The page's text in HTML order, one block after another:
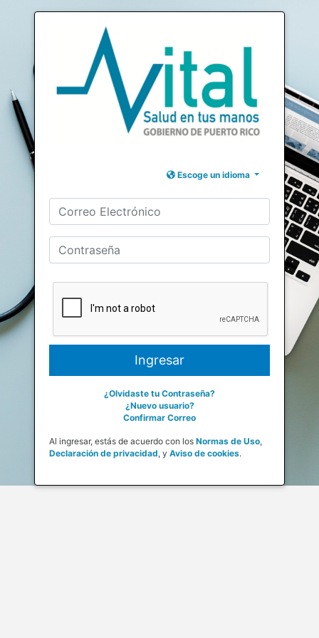
Escoge un idioma
¿Olvidaste tu Contraseña?
¿Nuevo usuario?
Confirmar Correo
Al ingresar, estás de acuerdo con los Normas de Uso,
Declaración de privacidad, y Aviso de cookies.